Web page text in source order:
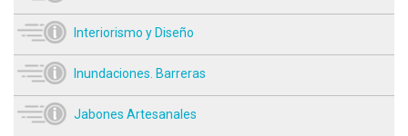
Interiorismo y Diseño
Inundaciones. Barreras
Jabones Artesanales